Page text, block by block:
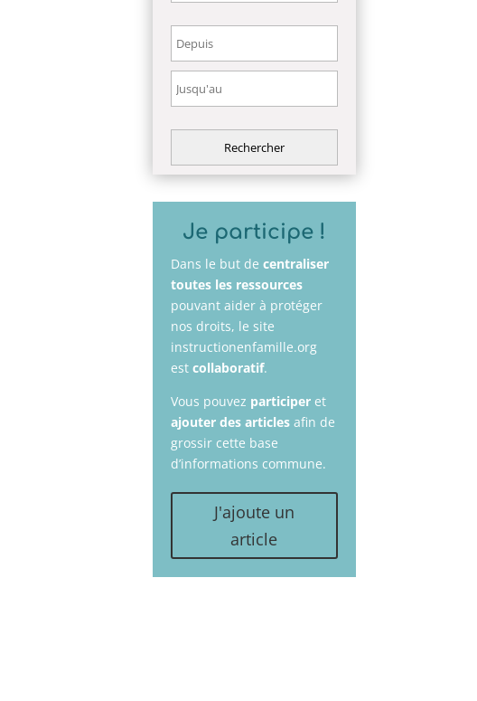
Je participe !
Dans le but decentraliser
toutes les ressources
pouvant aider à protéger
nos droits, le site
instructionenfamille.org
estcollaboratif.
Vous pouvez participer et
ajouter des articles afin de
grossir cette base
d’informations commune.
J'ajoute un
article